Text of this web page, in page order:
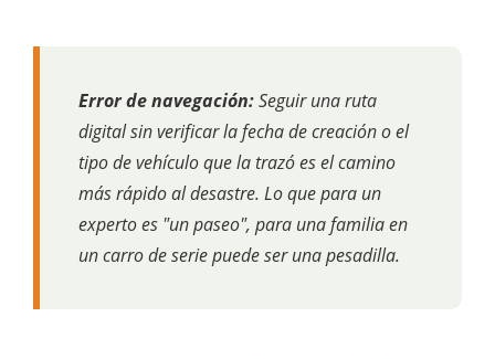
Error de navegación:Seguir una ruta
digital sin verificar la fecha de creación o el
tipo de vehículo que la trazó es el camino
más rápido al desastre. Lo que para un
experto es "un paseo", para una familia en
un carro de serie puede ser una pesadilla.